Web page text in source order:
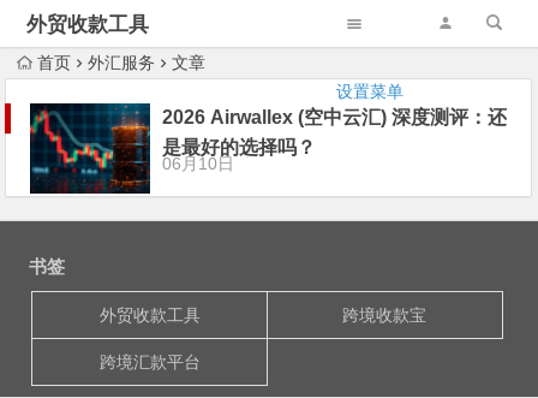
外贸收款工具
设置菜单
首页 外汇服务 文章
2026 Airwallex (空中云汇) 深度测评：还
是最好的选择吗？
06月10日
书签
外贸收款工具 跨境收款宝
跨境汇款平台